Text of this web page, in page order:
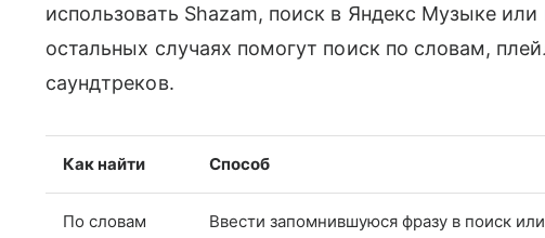
использовать Shazam, поиск в Яндекс Музыке или
остальных случаях помогут поиск по словам,
саундтреков.
Как найти Способ
По словам Ввести запомнившуюся фразу в поиск